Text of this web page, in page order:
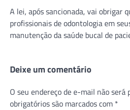
A lei, após sancionada, vai obrigar
profissionais de odontologia em
manutenção da saúde bucal de
Deixe um comentário
O seu endereço de e-mail não será
obrigatórios são marcados com *